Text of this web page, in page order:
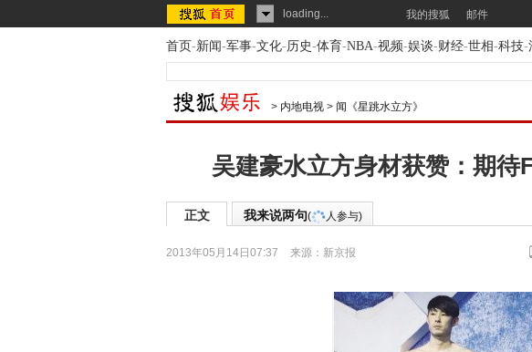
loading... 我的搜狐 邮件
首页-新闻-军事-文化-历史-体育-NBA-视频-娱谈-财经-世相-科技-
> 内地电视 > 闻《星跳水立方》
吴建豪水立方身材获赞：期待
正文 我来说两句( 人参与)
2013年05月14日07:37 来源： 新京报